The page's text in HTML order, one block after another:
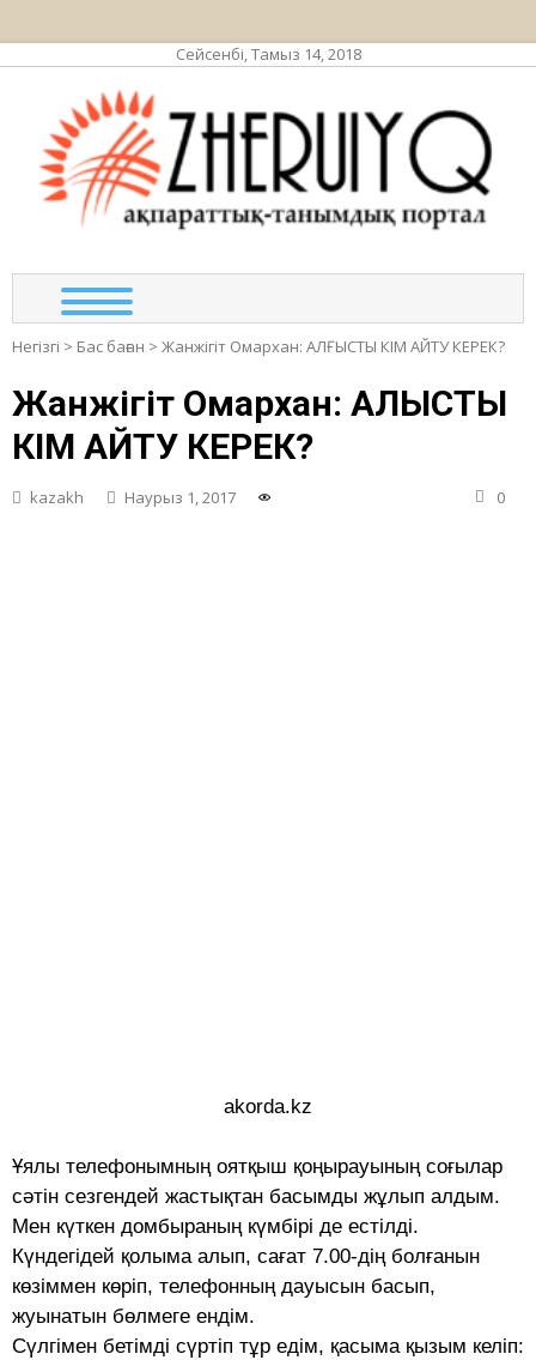
Сейсенбі, Тамыз 14, 2018
Негізгі > Бас баған > Жанжігіт Омархан: АЛҒЫСТЫ КІМ АЙТУ КЕРЕК?
Жанжігіт Омархан: АЛҒЫСТЫ
КІМ АЙТУ КЕРЕК?
kazakh Наурыз 1, 2017 0
akorda.kz
Ұялы телефонымның оятқыш қоңырауының соғылар
сәтін сезгендей жастықтан басымды жұлып алдым.
Мен күткен домбыраның күмбірі де естілді.
Күндегідей қолыма алып, сағат 7.00-дің болғанын
көзіммен көріп, телефонның дауысын басып,
жуынатын бөлмеге ендім.
Сүлгімен бетімді сүртіп тұр едім, қасыма қызым келіп: